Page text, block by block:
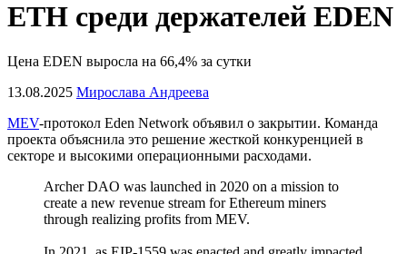
ETH среди держателей EDEN
Цена EDEN выросла на 66,4% за сутки
13.08.2025 Мирослава Андреева
MEV-протокол Eden Network объявил о закрытии. Команда
проекта объяснила это решение жесткой конкуренцией в
секторе и высокими операционными расходами.
Archer DAO was launched in 2020 on a mission to
create a new revenue stream for Ethereum miners
through realizing profits from MEV.